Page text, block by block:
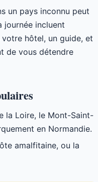
un pays inconnu peut
journée incluent
hôtel, un guide, et
de vous détendre
la Loire, le Mont-Saint-
en Normandie.
amalfitaine, ou la